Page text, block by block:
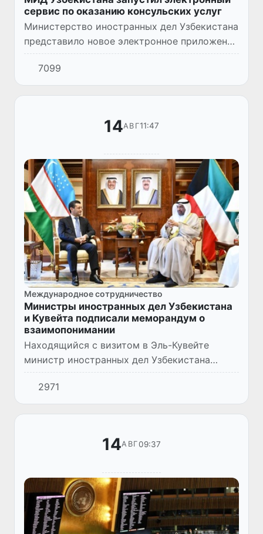
сервис по оказанию консульских услуг
Министерство иностранных дел Узбекистана
представило новое электронное приложение
«UZ Embassies and Consulates», призванное
облегчить доступ к консульским услугам и
обеспечить подд...
7099
14АВГ11:47
Международное сотрудничество
Министры иностранных дел Узбекистана
и Кувейта подписали меморандум о
взаимопонимании
Находящийся с визитом в Эль-Кувейте
министр иностранных дел Узбекистана
Бахтиёр Саидов провел переговоры с
министром иностранных дел Кувейта
Абдуллой Али Аль-Яхьёй.
2971
14АВГ09:37